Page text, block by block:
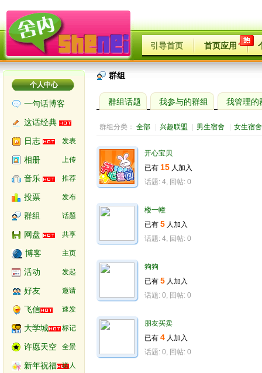
引导首页 首页应用
个人中心
一句话博客
这话经典
日志
发表
相册 上传
音乐 推荐
投票 发布
群组 话题
网盘 共享
博客 主页
活动 发起
好友 邀请
飞信 速发
大学城 标记
许愿天空 全景
新年祝福 送人
群组
群组话题 我参与的群组 我管理的
群组分类： 全部 兴趣联盟 男生宿舍 女生宿舍
开心宝贝
已有 15 人加入
话题: 4, 回帖: 0
楼一幢
已有 5 人加入
话题: 4, 回帖: 0
狗狗
已有 5 人加入
话题: 0, 回帖: 0
朋友买卖
已有 4 人加入
话题: 0, 回帖: 0